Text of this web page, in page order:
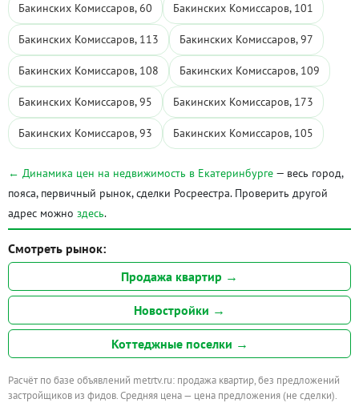
Бакинских Комиссаров, 60 Бакинских Комиссаров, 101
Бакинских Комиссаров, 113 Бакинских Комиссаров, 97
Бакинских Комиссаров, 108 Бакинских Комиссаров, 109
Бакинских Комиссаров, 95 Бакинских Комиссаров, 173
Бакинских Комиссаров, 93 Бакинских Комиссаров, 105
← Динамика цен на недвижимость в Екатеринбурге — весь город,
пояса, первичный рынок, сделки Росреестра. Проверить другой
адрес можно здесь.
Смотреть рынок:
Продажа квартир →
Новостройки →
Коттеджные поселки →
Расчёт по базе объявлений metrtv.ru: продажа квартир, без предложений
застройщиков из фидов. Средняя цена — цена предложения (не сделки).